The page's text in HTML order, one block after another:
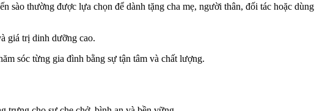
sào thường được lựa chọn để dành tặng cha mẹ, người thân, đối tác hoặc dùng
giá trị dinh dưỡng cao.
sóc từng gia đình bằng sự tận tâm và chất lượng.